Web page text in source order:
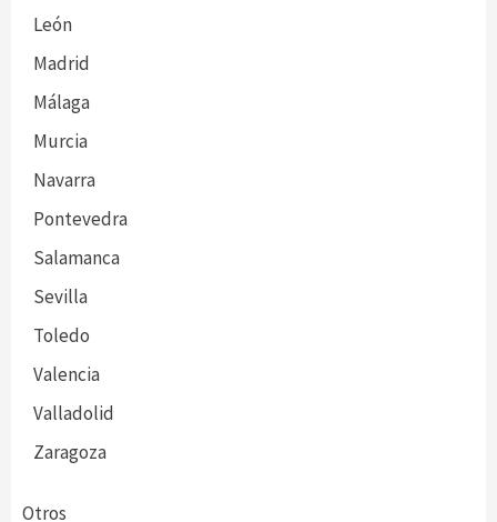
León
Madrid
Málaga
Murcia
Navarra
Pontevedra
Salamanca
Sevilla
Toledo
Valencia
Valladolid
Zaragoza
Otros